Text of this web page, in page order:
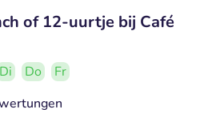
of 12-uurtje bij Café
Di Do
Fr